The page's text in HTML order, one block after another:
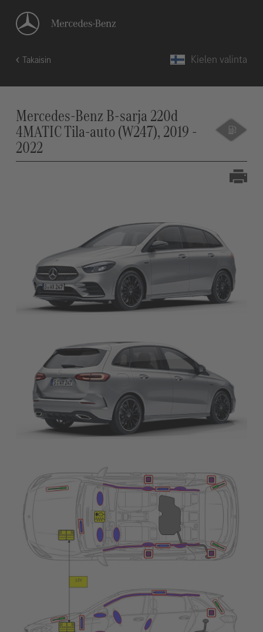
Takaisin Kielen valinta
Mercedes-Benz B-sarja 220d
4MATIC Tila-auto (W247), 2019 -
2022